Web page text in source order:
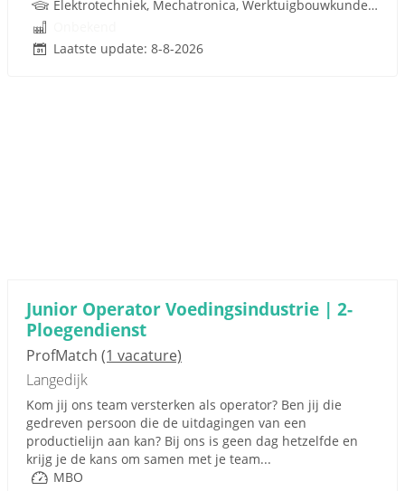
Elektrotechniek, Mechatronica, Werktuigbouwkunde, Techniek
Laatste update: 8-8-2026
Junior Operator Voedingsindustrie | 2-
Ploegendienst
ProfMatch (1 vacature)
Langedijk
Kom jij ons team versterken als operator? Ben jij die
gedreven persoon die de uitdagingen van een
productielijn aan kan? Bij ons is geen dag hetzelfde en
krijg je de kans om samen met je team...
MBO